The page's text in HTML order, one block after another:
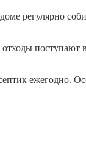
регулярно
поступают
ежегодно.